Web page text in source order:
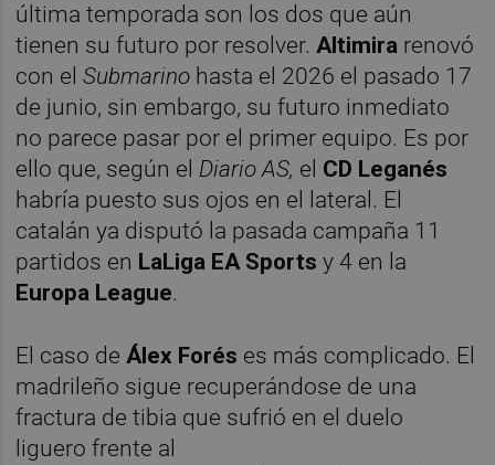
última temporada son los dos que aún
tienen su futuro por resolver.Altimira renovó
con elSubmarino hasta el 2026 el pasado 17
de junio, sin embargo, su futuro inmediato
no parece pasar por el primer equipo. Es por
ello que, según el Diario AS, el CD Leganés
habría puesto sus ojos en el lateral. El
catalán ya disputó la pasada campaña 11
partidos en LaLiga EA Sports y 4 en la
Europa League.
El caso deÁlex Forés es más complicado. El
madrileño sigue recuperándose de una
fractura de tibia que sufrió en el duelo
liguero frente al